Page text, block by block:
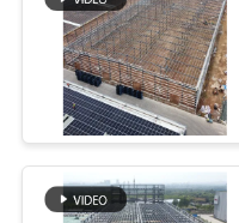
ΠΕΡΊΠΟΥ
ΕΜΕΊΣ
ΓΎΡΟΣ
ΕΡΓΟΣΤΑΣΊΩΝ